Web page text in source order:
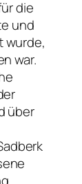
die
und
wurde,
war.
über